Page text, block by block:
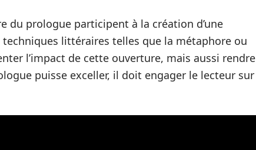
du prologue participent à la création d’une
littéraires telles que la métaphore ou
l’impact de cette ouverture, mais aussi rendre
puisse exceller, il doit engager le lecteur sur